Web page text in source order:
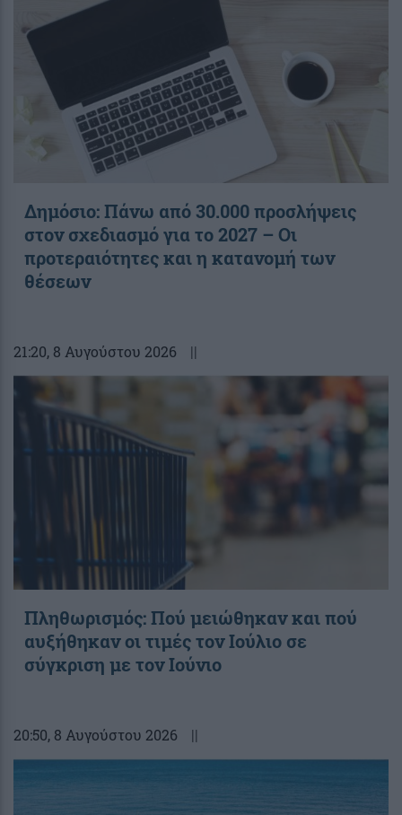
Δημόσιο: Πάνω από 30.000 προσλήψεις
στον σχεδιασμό για το 2027 – Οι
προτεραιότητες και η κατανομή των
θέσεων
21:20, 8 Αυγούστου 2026 ||
Πληθωρισμός: Πού μειώθηκαν και πού
αυξήθηκαν οι τιμές τον Ιούλιο σε
σύγκριση με τον Ιούνιο
20:50, 8 Αυγούστου 2026 ||